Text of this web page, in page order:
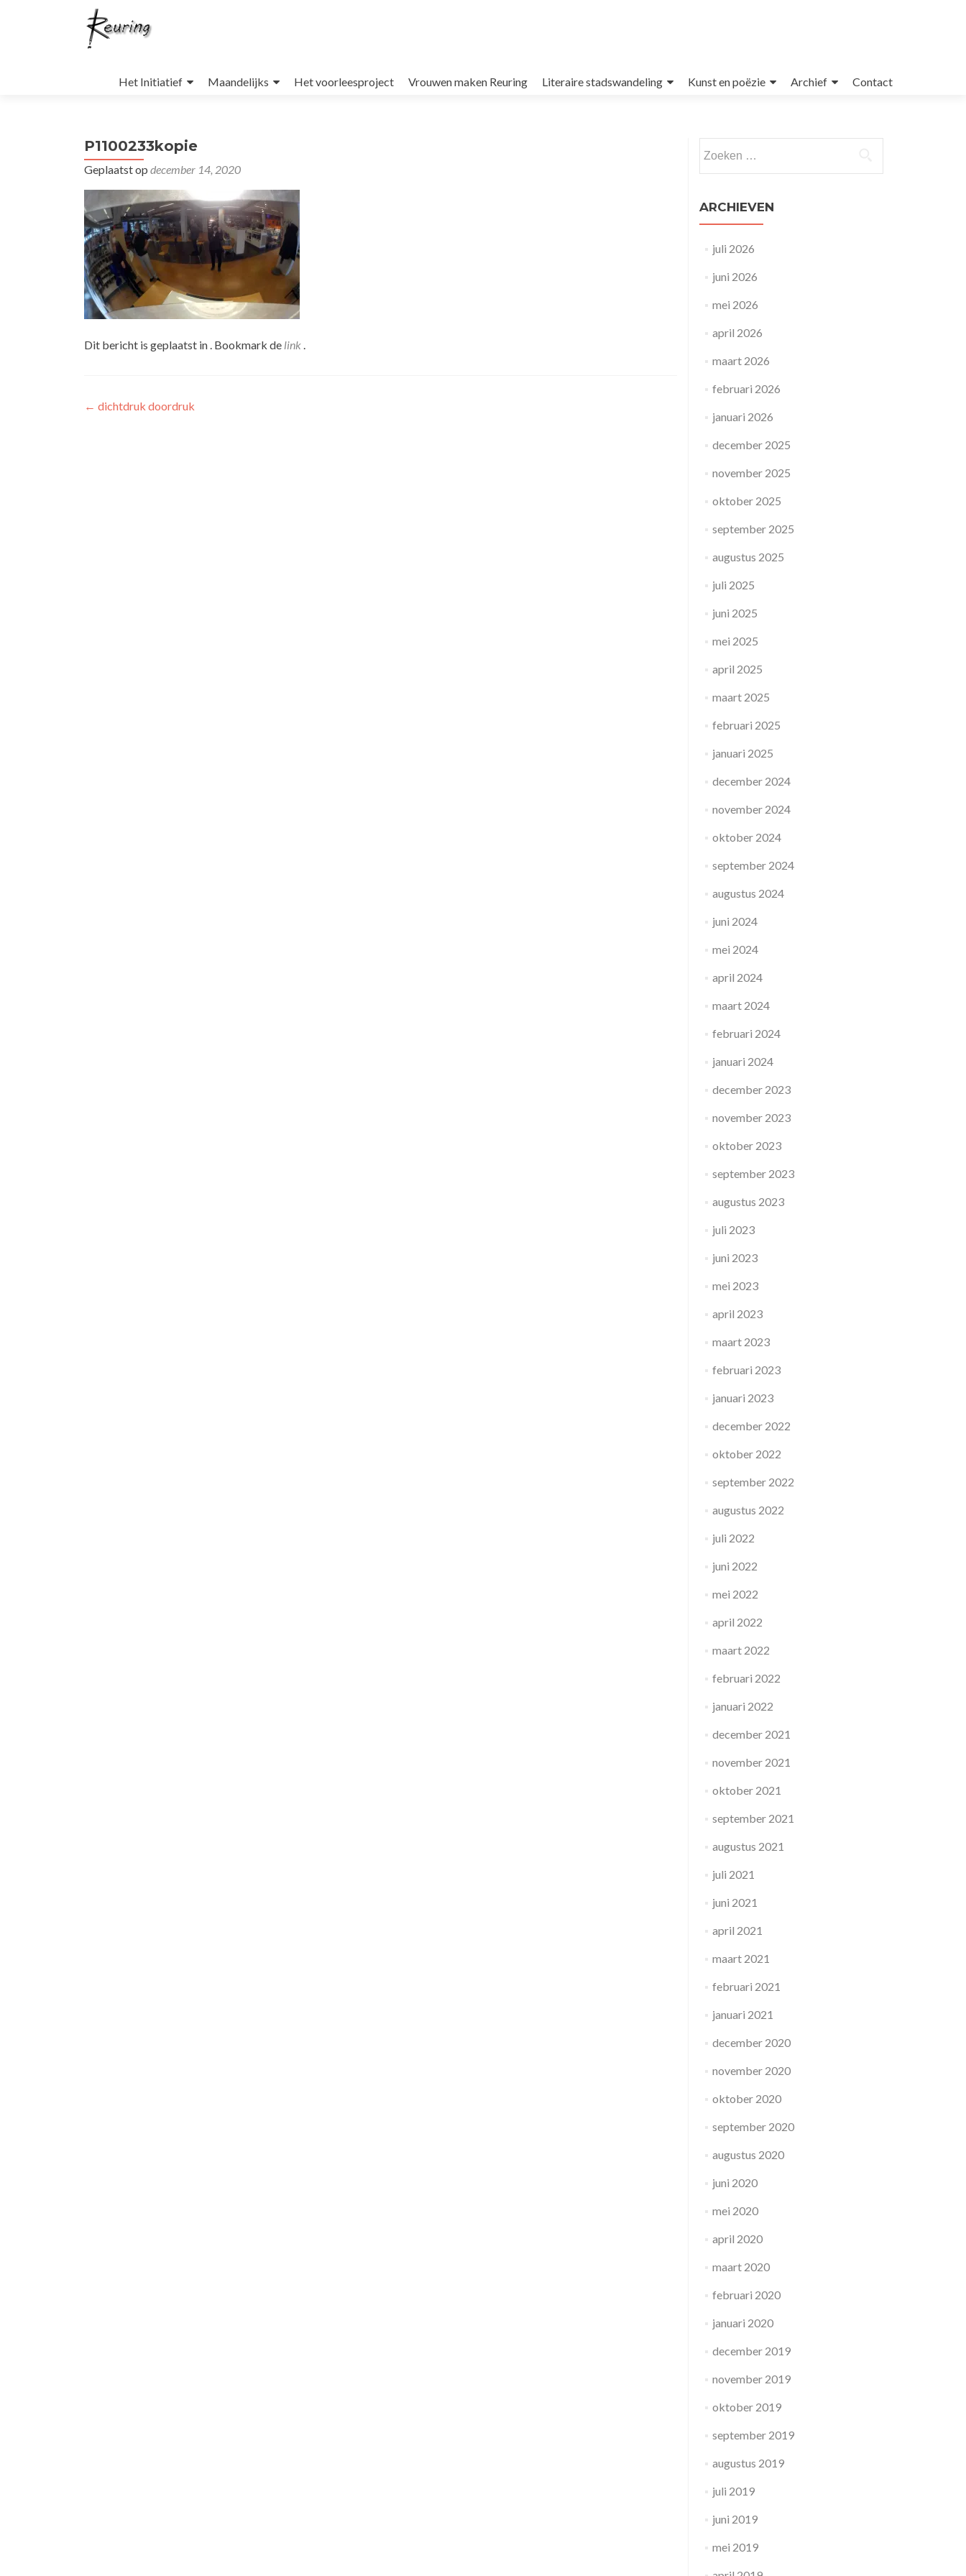
de
Het Initiatief Maandelijks Het voorleesproject Vrouwen maken Reuring Literaire stadswandeling Kunst en poëzie Archief Contact
P1100233kopie
Geplaatst op december 14, 2020
Dit bericht is geplaatst in . Bookmark de link .
Bericht
← dichtdruk doordruk
naar:
ARCHIEVEN
juli 2026
juni 2026
mei 2026
april 2026
maart 2026
februari 2026
januari 2026
december 2025
november 2025
oktober 2025
september 2025
augustus 2025
juli 2025
juni 2025
mei 2025
april 2025
maart 2025
februari 2025
januari 2025
december 2024
november 2024
oktober 2024
september 2024
augustus 2024
juni 2024
mei 2024
april 2024
maart 2024
februari 2024
januari 2024
december 2023
november 2023
oktober 2023
september 2023
augustus 2023
juli 2023
juni 2023
mei 2023
april 2023
maart 2023
februari 2023
januari 2023
december 2022
oktober 2022
september 2022
augustus 2022
juli 2022
juni 2022
mei 2022
april 2022
maart 2022
februari 2022
januari 2022
december 2021
november 2021
oktober 2021
september 2021
augustus 2021
juli 2021
juni 2021
april 2021
maart 2021
februari 2021
januari 2021
december 2020
november 2020
oktober 2020
september 2020
augustus 2020
juni 2020
mei 2020
april 2020
maart 2020
februari 2020
januari 2020
december 2019
november 2019
oktober 2019
september 2019
augustus 2019
juli 2019
juni 2019
mei 2019